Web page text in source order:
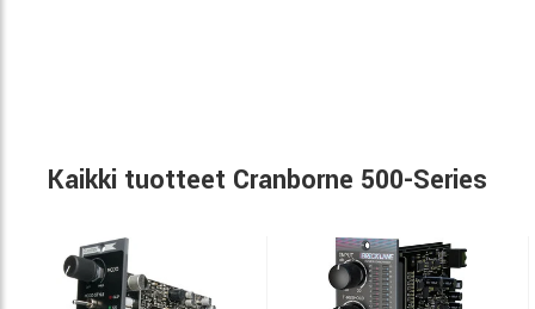
Kaikki tuotteet Cranborne 500-Series